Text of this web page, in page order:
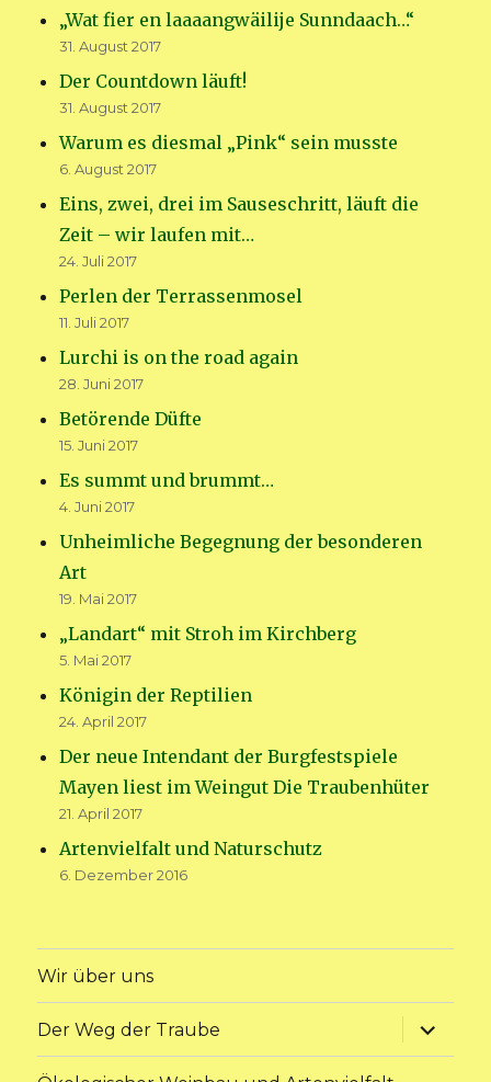
„Wat fier en laaaangwäilije Sunndaach…“
31. August 2017
Der Countdown läuft!
31. August 2017
Warum es diesmal „Pink“ sein musste
6. August 2017
Eins, zwei, drei im Sauseschritt, läuft die
Zeit – wir laufen mit…
24. Juli 2017
Perlen der Terrassenmosel
11. Juli 2017
Lurchi is on the road again
28. Juni 2017
Betörende Düfte
15. Juni 2017
Es summt und brummt…
4. Juni 2017
Unheimliche Begegnung der besonderen
Art
19. Mai 2017
„Landart“ mit Stroh im Kirchberg
5. Mai 2017
Königin der Reptilien
24. April 2017
Der neue Intendant der Burgfestspiele
Mayen liest im Weingut Die Traubenhüter
21. April 2017
Artenvielfalt und Naturschutz
6. Dezember 2016
Wir über uns
Der Weg der Traube